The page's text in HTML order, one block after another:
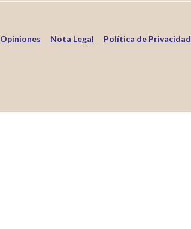
Opiniones Nota Legal Política de Privacidad